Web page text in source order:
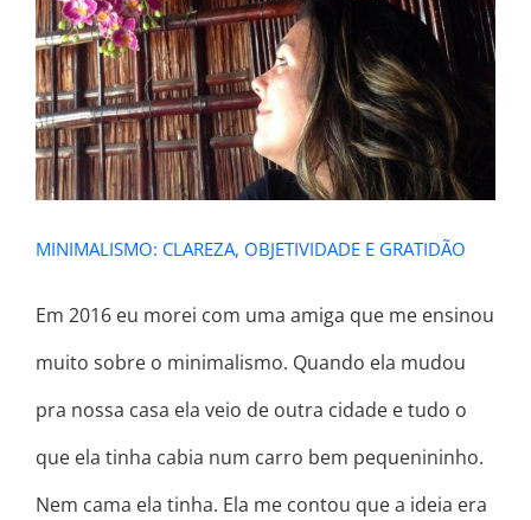
MINIMALISMO: CLAREZA,
OBJETIVIDADE E GRATIDÃO
MINIMALISMO: CLAREZA, OBJETIVIDADE E GRATIDÃO
Em 2016 eu morei com uma amiga que me ensinou
muito sobre o minimalismo. Quando ela mudou
pra nossa casa ela veio de outra cidade e tudo o
que ela tinha cabia num carro bem pequenininho.
Nem cama ela tinha. Ela me contou que a ideia era